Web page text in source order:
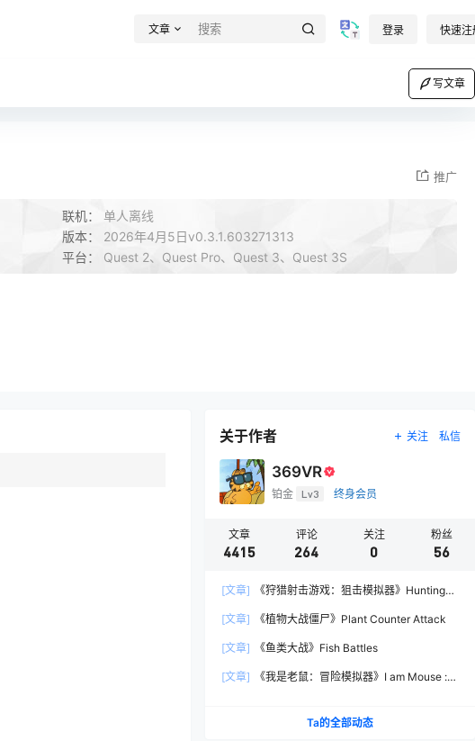
文章 登录 快速注
写文章
推广
联机： 单人离线
版本： 2026年4月5日v0.3.1.603271313
平台： Quest 2、Quest Pro、Quest 3、Quest 3S
关于作者 关注 私信
369VR
铂金 Lv3 终身会员
文章
4415
评论
264
关注
0
粉丝
56
[文章]
《狩猎射击游戏：狙击模拟器》Hunting
[文章]
《植物大战僵尸》Plant Counter Attack
[文章] 《鱼类大战》Fish Battles
[文章]
《我是老鼠：冒险模拟器》I am Mouse :
Ta的全部动态